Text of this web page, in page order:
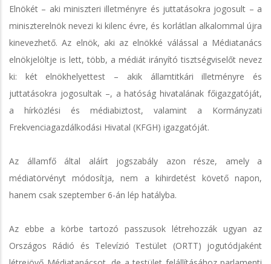
Elnökét – aki miniszteri illetményre és juttatásokra jogosult – a
miniszterelnök nevezi ki kilenc évre, és korlátlan alkalommal újra
kinevezhető. Az elnök, aki az elnökké válással a Médiatanács
elnökjelöltje is lett, több, a médiát irányító tisztségviselőt nevez
ki: két elnökhelyettest – akik államtitkári illetményre és
juttatásokra jogosultak –, a hatóság hivatalának főigazgatóját,
a hírközlési és médiabiztost, valamint a Kormányzati
Frekvenciagazdálkodási Hivatal (KFGH) igazgatóját.
Az államfő által aláírt jogszabály azon része, amely a
médiatörvényt módosítja, nem a kihirdetést követő napon,
hanem csak szeptember 6-án lép hatályba.
Az ebbe a körbe tartozó passzusok létrehozzák ugyan az
Országos Rádió és Televízió Testület (ORTT) jogutódjaként